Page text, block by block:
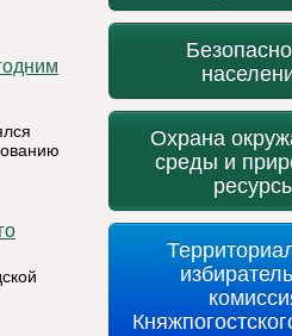
Охрана
среды и